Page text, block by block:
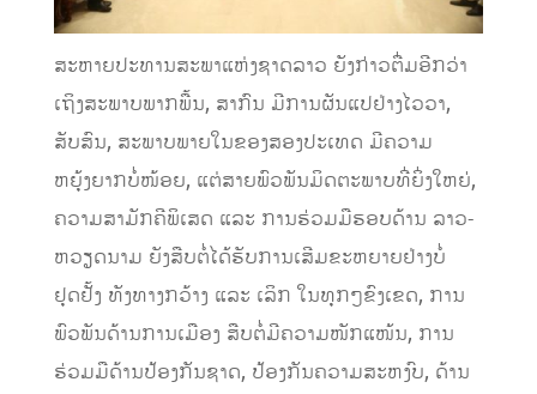
ສະຫາຍປະທານສະພາແຫ່ງຊາດລາວ ຍັງກ່າວຕື່ມອີກວ່າ
ເຖິງສະພາບພາກພື້ນ, ສາກົນ ມີການຜັນແປຢ່າງໄວວາ,
ສັບສົນ, ສະພາບພາຍໃນຂອງສອງປະເທດ ມີຄວາມ
ຫຍຸ້ງຍາກບໍ່ໜ້ອຍ, ແຕ່ສາຍພົວພັນມິດຕະພາບທີ່ຍິ່ງໃຫຍ່,
ຄວາມສາມັກຄີພິເສດ ແລະ ການຮ່ວມມືຮອບດ້ານ ລາວ-
ຫວຽດນາມ ຍັງສືບຕໍ່ໄດ້ຮັບການເສີມຂະຫຍາຍຢ່າງບໍ່
ຢຸດຢັ້ງ ທັງທາງກວ້າງ ແລະ ເລິກ ໃນທຸກໆຂົງເຂດ, ການ
ພົວພັນດ້ານການເມືອງ ສືບຕໍ່ມີຄວາມໜັກແໜ້ນ, ການ
ຮ່ວມມືດ້ານປ້ອງກັນຊາດ, ປ້ອງກັນຄວາມສະຫງົບ, ດ້ານ